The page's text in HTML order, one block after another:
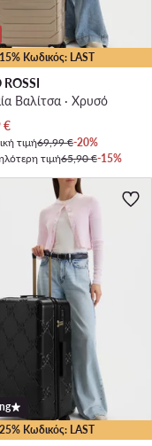
Κωδικός: LAST
Βαλίτσα · Χρυσό
τιμή
€
τιμή69,99 €-20%
τιμή65,90 €-15%
Κωδικός: LAST